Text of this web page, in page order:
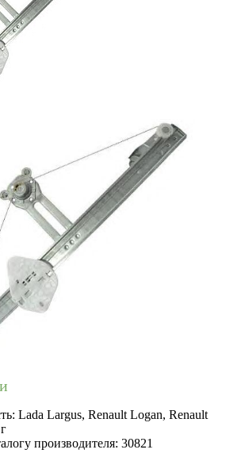
Lada Largus, Renault Logan, Renault
производителя: 30821